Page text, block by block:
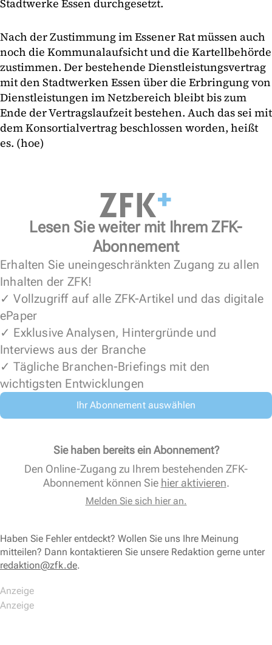
Stadtwerke Essen durchgesetzt.
Nach der Zustimmung im Essener Rat müssen auch
noch die Kommunalaufsicht und die Kartellbehörde
zustimmen. Der bestehende Dienstleistungsvertrag
mit den Stadtwerken Essen über die Erbringung von
Dienstleistungen im Netzbereich bleibt bis zum
Ende der Vertragslaufzeit bestehen. Auch das sei mit
dem Konsortialvertrag beschlossen worden, heißt
es. (hoe)
Lesen Sie weiter mit Ihrem ZFK-
Abonnement
Erhalten Sie uneingeschränkten Zugang zu allen
Inhalten der ZFK!
✓ Vollzugriff auf alle ZFK-Artikel und das digitale
ePaper
✓ Exklusive Analysen, Hintergründe und
Interviews aus der Branche
✓ Tägliche Branchen-Briefings mit den
wichtigsten Entwicklungen
Ihr Abonnement auswählen
Sie haben bereits ein Abonnement?
Den Online-Zugang zu Ihrem bestehenden ZFK-
Abonnement können Sie hier aktivieren.
Melden Sie sich hier an.
Haben Sie Fehler entdeckt? Wollen Sie uns Ihre Meinung
mitteilen? Dann kontaktieren Sie unsere Redaktion gerne unter
redaktion@zfk.de.